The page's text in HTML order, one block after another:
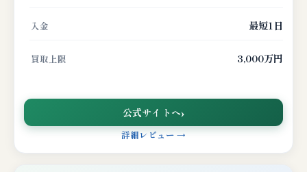
入金 最短1日
買取上限 3,000万円
公式サイトへ
詳細レビュー →